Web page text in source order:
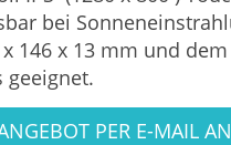
bei
146 x 13 mm und
geeignet.
PER E-MAIL